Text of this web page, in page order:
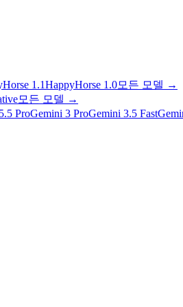
1.1HappyHorse 1.0모든 모델 →
모든 모델 →
ProGemini 3 ProGemini 3.5 Fast